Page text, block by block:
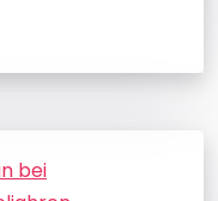
bei